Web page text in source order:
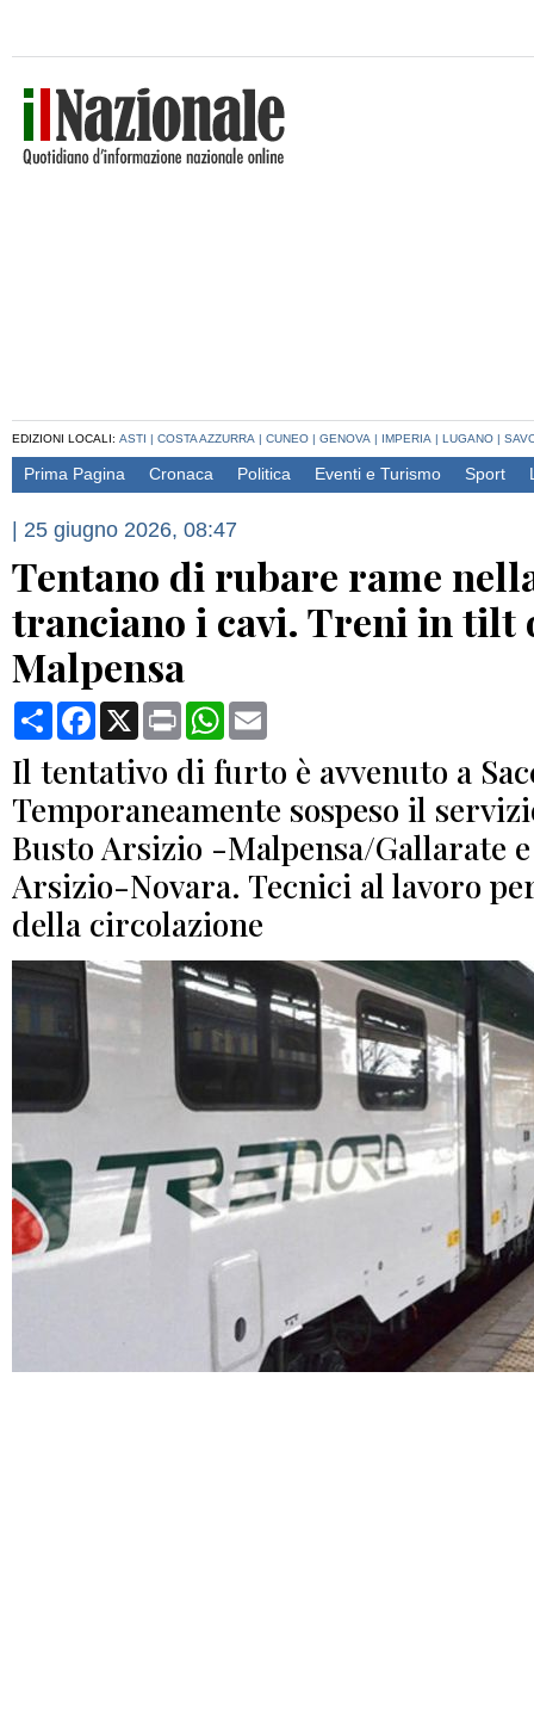
EDIZIONI LOCALI: ASTI | COSTA AZZURRA | CUNEO | GENOVA | IMPERIA | LUGANO |
Prima Pagina Cronaca Politica Eventi e Turismo Sport
| 25 giugno 2026, 08:47
Tentano di rubare rame
tranciano i cavi. Treni in tilt
Malpensa
CondividiFacebook
X Print WhatsApp
Il tentativo di furto è avvenuto a
Temporaneamente sospeso il
Busto Arsizio -Malpensa/Gallarate
Arsizio-Novara. Tecnici al lavoro
della circolazione